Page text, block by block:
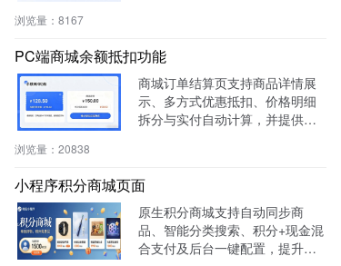
浏览量： 8167
PC端商城余额抵扣功能
商城订单结算页支持商品详情展
示、多方式优惠抵扣、价格明细
拆分与实付自动计算，并提供支
浏览量： 20838
小程序积分商城页面
原生积分商城支持自动同步商
品、智能分类搜索、积分+现金混
合支付及后台一键配置，提升用